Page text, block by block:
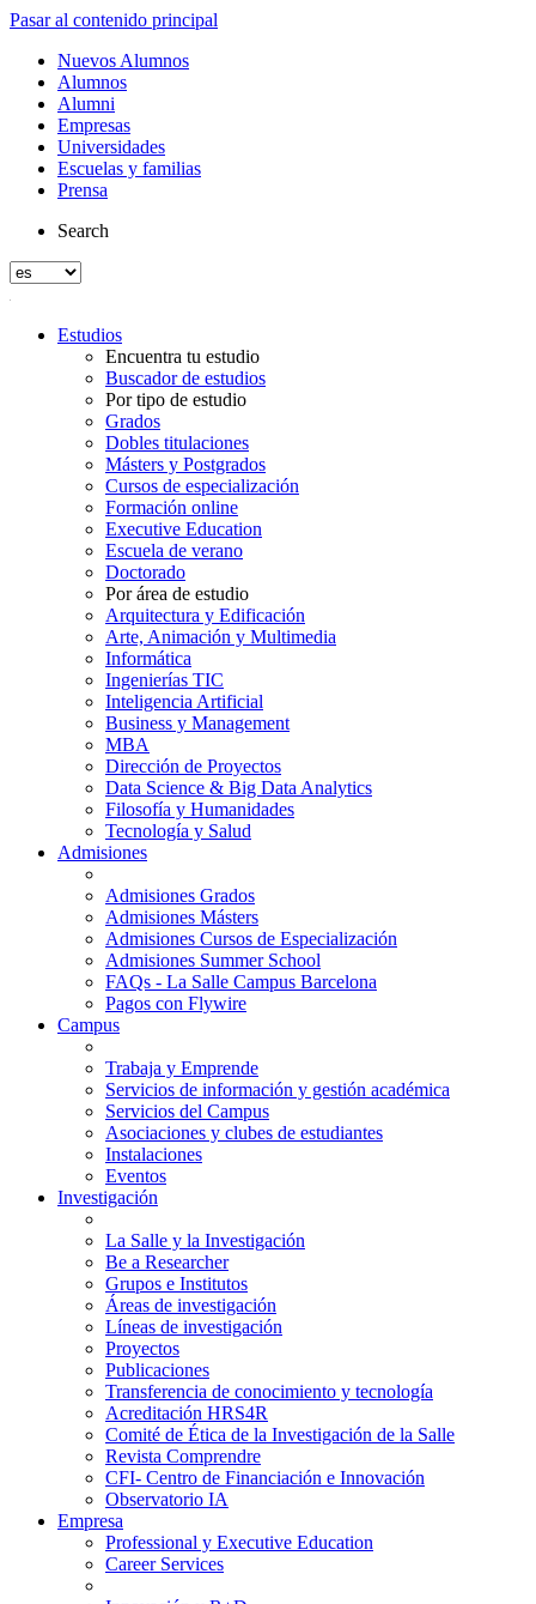
Pasar al contenido principal
Nuevos Alumnos
Alumnos
Alumni
Empresas
Universidades
Escuelas y familias
Prensa
Search
Estudios
Encuentra tu estudio
Buscador de estudios
Por tipo de estudio
Grados
Dobles titulaciones
Másters y Postgrados
Cursos de especialización
Formación online
Executive Education
Escuela de verano
Doctorado
Por área de estudio
Arquitectura y Edificación
Arte, Animación y Multimedia
Informática
Ingenierías TIC
Inteligencia Artificial
Business y Management
MBA
Dirección de Proyectos
Data Science & Big Data Analytics
Filosofía y Humanidades
Tecnología y Salud
Admisiones
Admisiones Grados
Admisiones Másters
Admisiones Cursos de Especialización
Admisiones Summer School
FAQs - La Salle Campus Barcelona
Pagos con Flywire
Campus
Trabaja y Emprende
Servicios de información y gestión académica
Servicios del Campus
Asociaciones y clubes de estudiantes
Instalaciones
Eventos
Investigación
La Salle y la Investigación
Be a Researcher
Grupos e Institutos
Áreas de investigación
Líneas de investigación
Proyectos
Publicaciones
Transferencia de conocimiento y tecnología
Acreditación HRS4R
Comité de Ética de la Investigación de la Salle
Revista Comprendre
CFI- Centro de Financiación e Innovación
Observatorio IA
Empresa
Professional y Executive Education
Career Services